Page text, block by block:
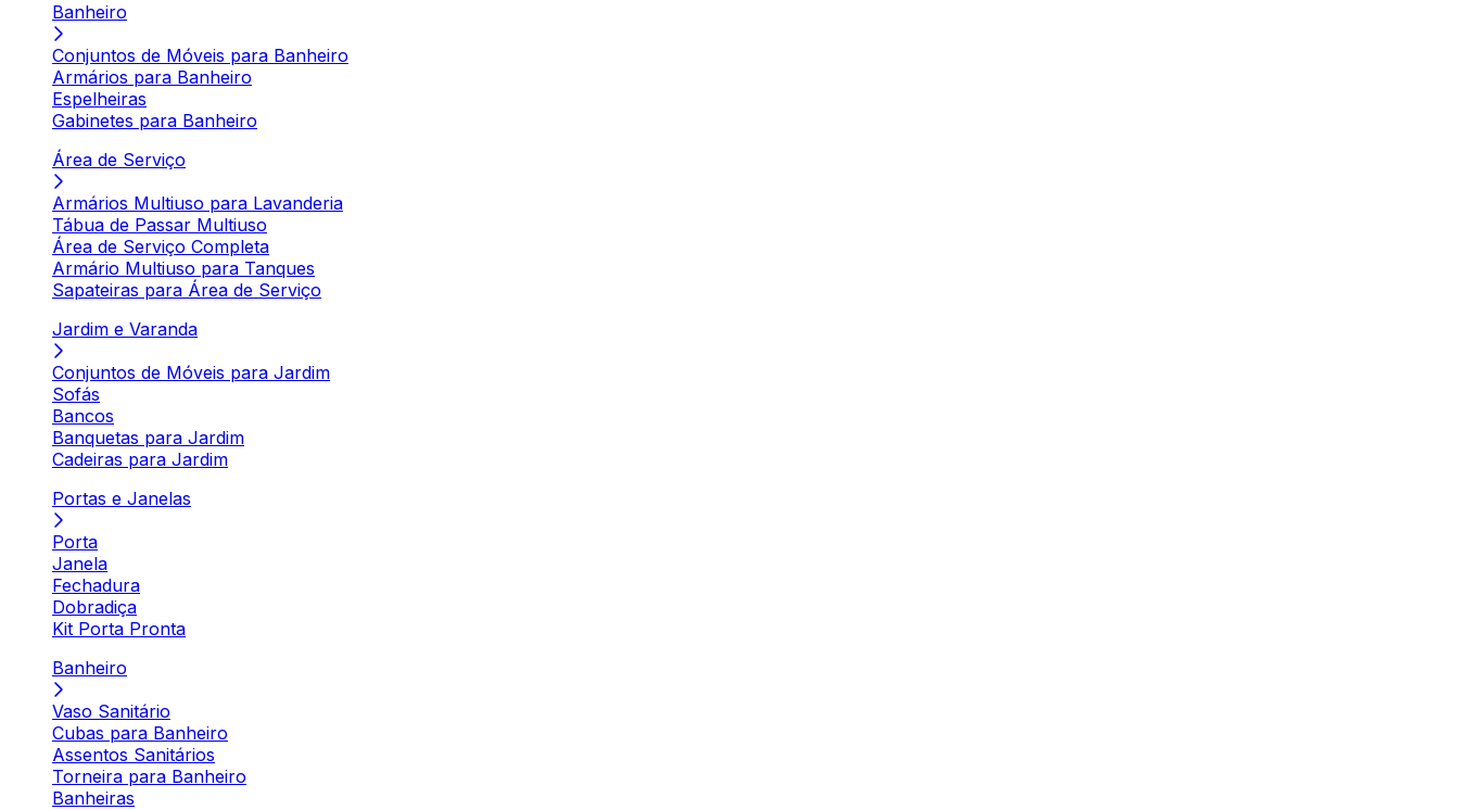
Banheiro
Conjuntos de Móveis para Banheiro
Armários para Banheiro
Espelheiras
Gabinetes para Banheiro
Área de Serviço
Armários Multiuso para Lavanderia
Tábua de Passar Multiuso
Área de Serviço Completa
Armário Multiuso para Tanques
Sapateiras para Área de Serviço
Jardim e Varanda
Conjuntos de Móveis para Jardim
Sofás
Bancos
Banquetas para Jardim
Cadeiras para Jardim
Portas e Janelas
Porta
Janela
Fechadura
Dobradiça
Kit Porta Pronta
Banheiro
Vaso Sanitário
Cubas para Banheiro
Assentos Sanitários
Torneira para Banheiro
Banheiras